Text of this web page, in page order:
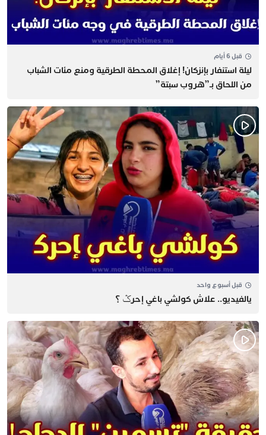
قبل 6 أيام
​ليلة استنفار بإنزكان! إغلاق المحطة الطرقية ومنع مئات الشباب
من اللحاق بـ”هروب سبتة”
قبل أسبوع واحد
يالفيديو.. علاش كولشي باغي إحرݣ ؟